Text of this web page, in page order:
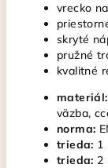
vrecko
skryté
pružné
kvalitné
materiál:
väzba,
norma:
trieda: 1
trieda: 2